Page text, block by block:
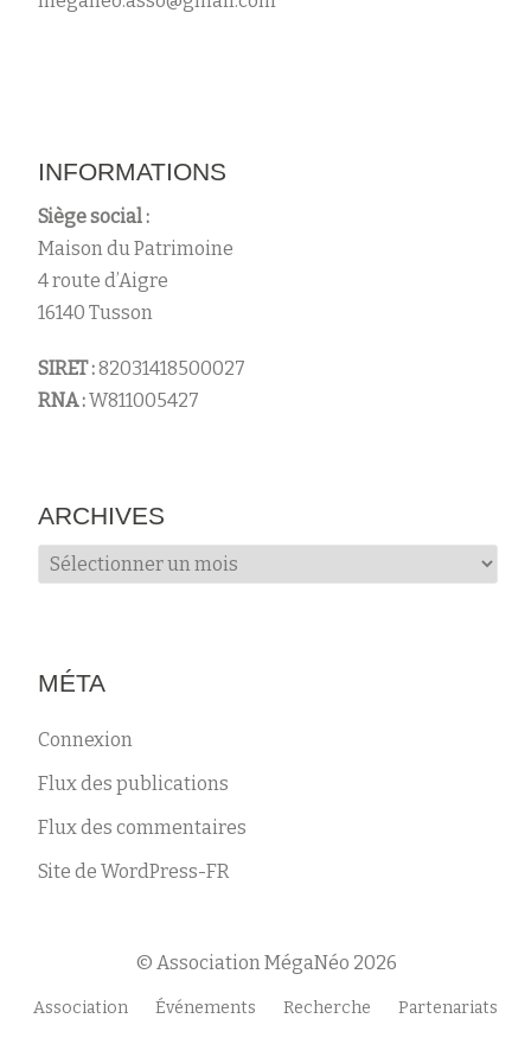
INFORMATIONS
Siège social :
Maison du Patrimoine
4 route d’Aigre
16140 Tusson
SIRET :82031418500027
RNA :W811005427
ARCHIVES
Archives
MÉTA
Connexion
Flux des publications
Flux des commentaires
Site de WordPress-FR
© Association MégaNéo 2026
Menu
Association Événements Recherche Partenariats